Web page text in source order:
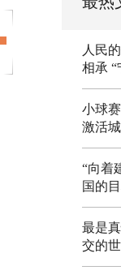
人民
相承 “
小球
激活
“向着
国的
最是
交的